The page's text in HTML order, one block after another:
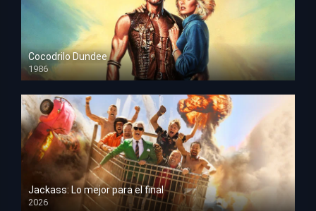
Cocodrilo Dundee
1986
HD 1080p
Jackass: Lo mejor para el final
2026